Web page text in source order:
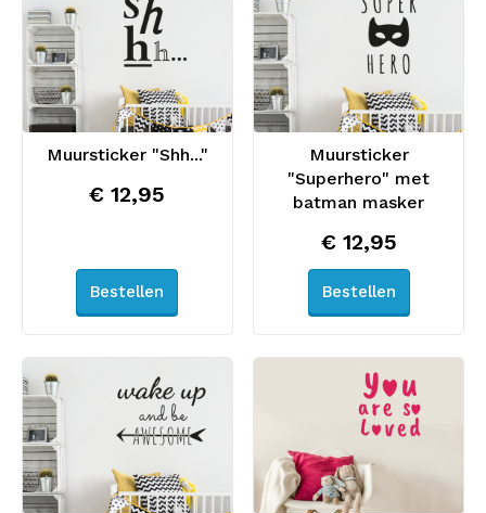
Muursticker "Shh..."
€ 12,95
Bestellen
Muursticker
"Superhero" met
batman masker
€ 12,95
Bestellen